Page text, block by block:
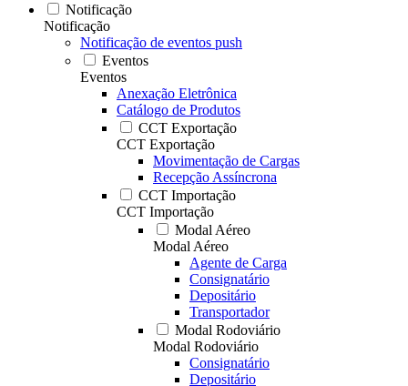
Notificação
Notificação
Notificação de eventos push
Eventos
Eventos
Anexação Eletrônica
Catálogo de Produtos
CCT Exportação
CCT Exportação
Movimentação de Cargas
Recepção Assíncrona
CCT Importação
CCT Importação
Modal Aéreo
Modal Aéreo
Agente de Carga
Consignatário
Depositário
Transportador
Modal Rodoviário
Modal Rodoviário
Consignatário
Depositário